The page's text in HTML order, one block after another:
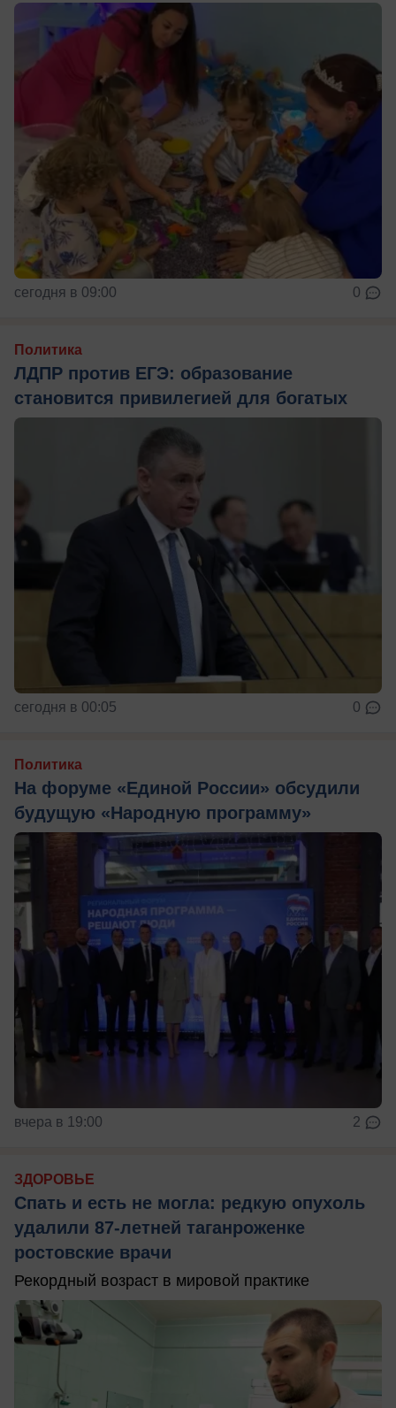
сегодня в 09:00 0
Политика
ЛДПР против ЕГЭ: образование
становится привилегией для богатых
сегодня в 00:05 0
Политика
На форуме «Единой России» обсудили
будущую «Народную программу»
вчера в 19:00 2
ЗДОРОВЬЕ
Спать и есть не могла: редкую опухоль
удалили 87-летней таганроженке
ростовские врачи
Рекордный возраст в мировой практике